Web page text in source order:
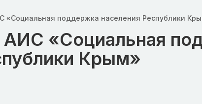
«Социальная поддержка населения Республики
«Социальная
Крым»